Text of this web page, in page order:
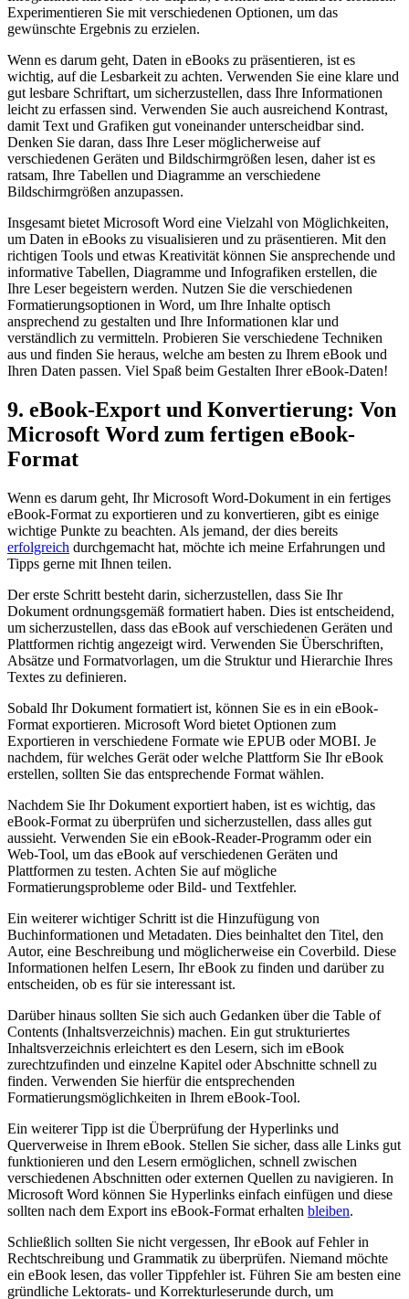
Experimentieren Sie mit verschiedenen Optionen, um das
gewünschte Ergebnis zu erzielen.
Wenn es darum geht, Daten in eBooks zu präsentieren, ist es
wichtig, auf ⁤die Lesbarkeit ⁣zu achten. Verwenden Sie eine klare und
gut lesbare Schriftart, ⁢um sicherzustellen, dass Ihre Informationen
leicht zu erfassen sind. Verwenden Sie auch ausreichend⁢ Kontrast,
damit Text und Grafiken gut voneinander unterscheidbar​ sind.
Denken Sie daran, dass ⁤Ihre Leser möglicherweise auf
verschiedenen Geräten ⁢und Bildschirmgrößen‍ lesen, daher ist es
ratsam, Ihre Tabellen und Diagramme an verschiedene
Bildschirmgrößen anzupassen.
Insgesamt bietet Microsoft Word eine Vielzahl⁣ von Möglichkeiten,
um Daten in eBooks zu visualisieren und zu präsentieren. Mit den
richtigen Tools und etwas Kreativität können Sie ansprechende und
informative Tabellen, Diagramme und Infografiken erstellen, die
Ihre Leser begeistern werden. Nutzen Sie die verschiedenen
Formatierungsoptionen in Word, um​ Ihre Inhalte optisch
ansprechend zu gestalten und Ihre Informationen klar und ​
verständlich zu vermitteln. Probieren Sie verschiedene Techniken
aus und finden Sie heraus, welche am besten zu Ihrem eBook und
Ihren Daten passen. Viel Spaß beim Gestalten Ihrer eBook-Daten!
9. eBook-Export und Konvertierung: Von
Microsoft ⁣Word zum fertigen eBook-
Format
Wenn es darum geht, Ihr Microsoft Word-Dokument in ein ‌fertiges
eBook-Format zu exportieren und zu konvertieren, gibt es einige
wichtige Punkte zu⁢ beachten. Als jemand, der dies bereits
erfolgreich durchgemacht ​hat, ⁣möchte ich ⁣meine Erfahrungen und
Tipps gerne mit Ihnen teilen.
Der erste Schritt besteht darin, sicherzustellen, dass Sie Ihr
Dokument ordnungsgemäß formatiert haben. Dies ist entscheidend,
um sicherzustellen, dass das eBook auf verschiedenen Geräten und
Plattformen richtig angezeigt wird.‍ Verwenden ⁢Sie Überschriften,
⁣Absätze und Formatvorlagen, um die Struktur⁣ und Hierarchie Ihres
Textes ⁤zu definieren.
Sobald Ihr Dokument formatiert ist, können Sie es in ein eBook-
Format⁤ exportieren. Microsoft ‍Word bietet Optionen zum
Exportieren ‍in verschiedene Formate wie EPUB oder MOBI. Je
nachdem, für welches Gerät⁣ oder welche Plattform Sie ⁢Ihr eBook
erstellen, sollten Sie das entsprechende Format wählen.
Nachdem Sie‍ Ihr⁤ Dokument exportiert haben, ist es wichtig, das
eBook-Format zu überprüfen und sicherzustellen, dass alles gut
aussieht. Verwenden Sie ein eBook-Reader-Programm oder ein
Web-Tool, um das eBook auf verschiedenen Geräten und
Plattformen zu testen. Achten Sie‍ auf mögliche
Formatierungsprobleme oder Bild- und ​Textfehler.
Ein weiterer wichtiger Schritt ist die ⁤Hinzufügung von
Buchinformationen und Metadaten. Dies beinhaltet den Titel, den
Autor, eine Beschreibung und möglicherweise ein Coverbild. Diese
Informationen helfen ‌Lesern, Ihr eBook zu​ finden und darüber ​zu
entscheiden,​ ob⁣ es für⁢ sie interessant ist.
Darüber hinaus sollten Sie sich auch Gedanken über die Table of
Contents (Inhaltsverzeichnis) machen. Ein gut strukturiertes
Inhaltsverzeichnis erleichtert es den Lesern, sich im⁣ eBook
zurechtzufinden‌ und einzelne Kapitel oder Abschnitte ⁢schnell zu
finden. Verwenden Sie hierfür die entsprechenden
Formatierungsmöglichkeiten in Ihrem eBook-Tool.
Ein weiterer Tipp ist die Überprüfung der Hyperlinks und
Querverweise in Ihrem eBook.⁢ Stellen Sie sicher,‌ dass alle Links⁣ gut
funktionieren und den Lesern ermöglichen, schnell zwischen
verschiedenen Abschnitten oder externen Quellen zu navigieren. In
Microsoft Word können Sie Hyperlinks einfach⁤ einfügen​ und diese
sollten nach dem Export ‌ins eBook-Format erhalten bleiben.
Schließlich sollten Sie nicht vergessen, Ihr eBook auf Fehler in
Rechtschreibung und Grammatik zu überprüfen. Niemand möchte
ein eBook lesen, das voller Tippfehler ist. Führen Sie am besten eine
gründliche Lektorats- und Korrekturleserunde durch, um